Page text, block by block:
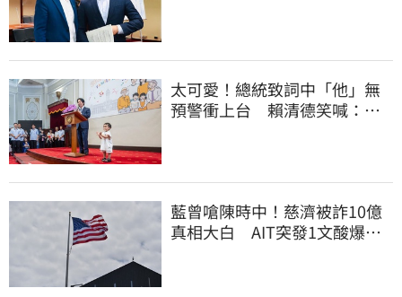
太可愛！總統致詞中「他」無
預警衝上台 賴清德笑喊：卸
藍曾嗆陳時中！慈濟被詐10億
真相大白 AIT突發1文酸爆…